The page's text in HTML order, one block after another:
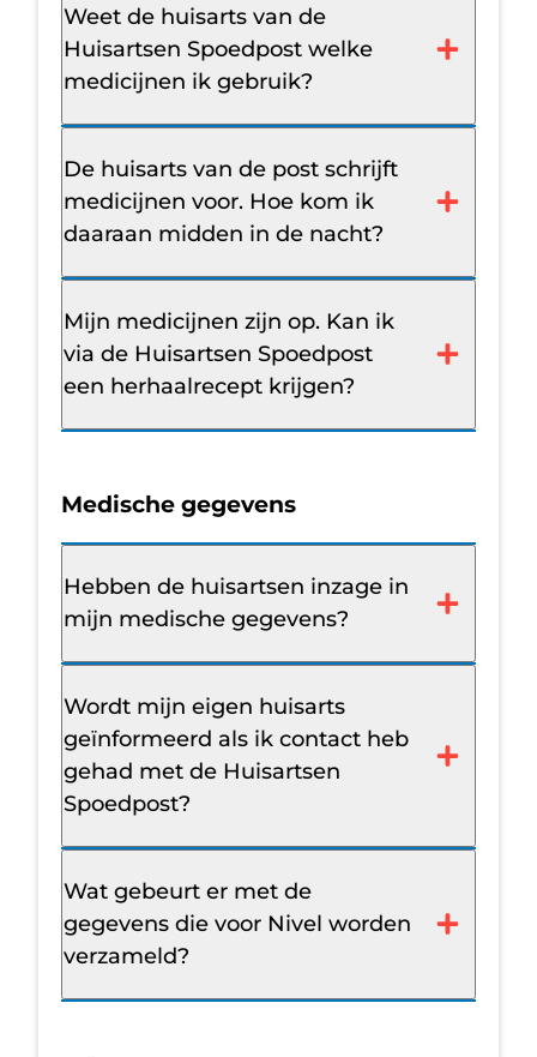
Weet de huisarts van de
Huisartsen Spoedpost welke
medicijnen ik gebruik?
De huisarts van de post schrijft
medicijnen voor. Hoe kom ik
daaraan midden in de nacht?
Mijn medicijnen zijn op. Kan ik
via de Huisartsen Spoedpost
een herhaalrecept krijgen?
Medische gegevens
Hebben de huisartsen inzage in
mijn medische gegevens?
Wordt mijn eigen huisarts
geïnformeerd als ik contact heb
gehad met de Huisartsen
Spoedpost?
Wat gebeurt er met de
gegevens die voor Nivel worden
verzameld?